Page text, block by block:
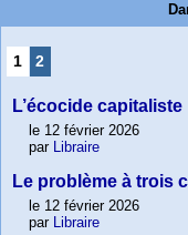
1 2
L’écocide capitaliste
le 12 février 2026
par Libraire
Le problème à trois
le 12 février 2026
par Libraire